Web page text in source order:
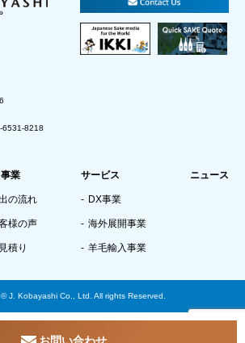
6531-8218
業
の流れ
様の声
積り
サービス
DX事業
海外展開事業
羊毛輸入事業
ニュース
J. Kobayashi Co., Ltd. All rights Reserved.
お問い合わせ